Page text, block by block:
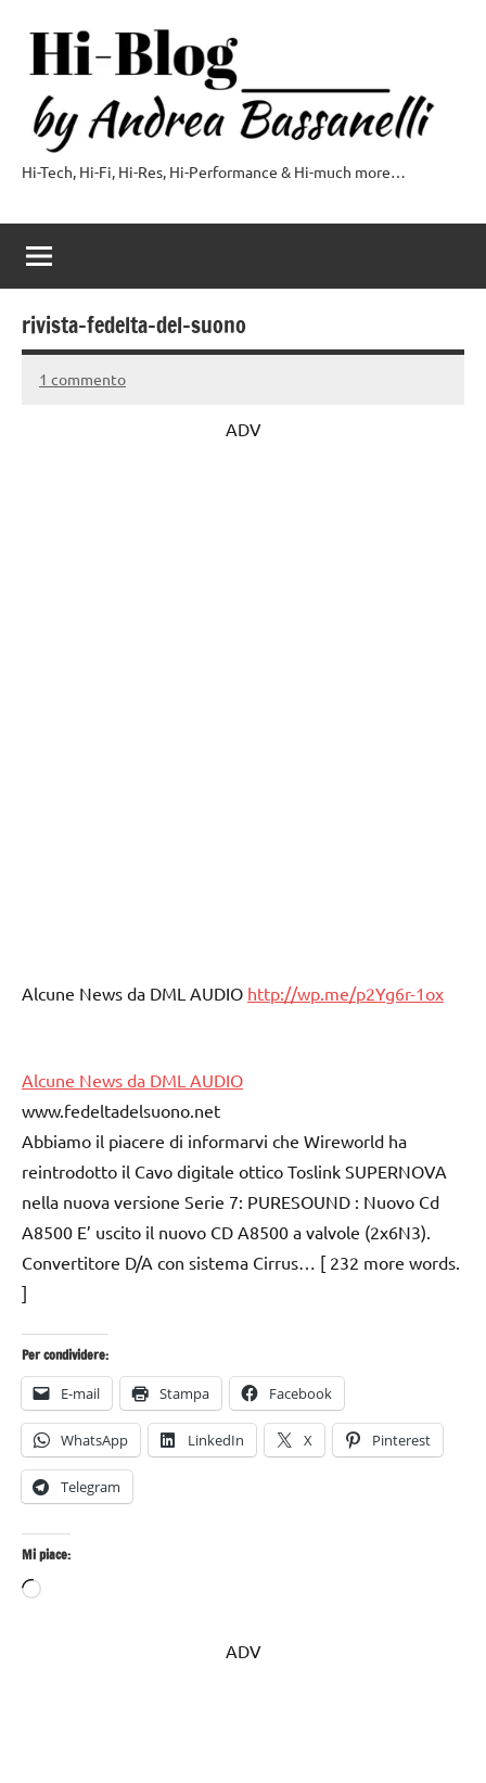
contenuto
Hi-
Blog
by
Andrea
Bassanelli
Hi-Tech, Hi-Fi, Hi-Res, Hi-Performance & Hi-much more…
rivista-fedelta-del-suono
21
Redazione
1 commento
ADV
Alcune News da DML AUDIO http://wp.me/p2Yg6r-1ox
Alcune News da DML AUDIO
www.fedeltadelsuono.net
Abbiamo il piacere di informarvi che Wireworld ha
reintrodotto il Cavo digitale ottico Toslink SUPERNOVA
nella nuova versione Serie 7: PURESOUND : Nuovo Cd
A8500 E’ uscito il nuovo CD A8500 a valvole (2x6N3).
Convertitore D/A con sistema Cirrus… [ 232 more words.
]
Per condividere:
E-mail Stampa Facebook
WhatsApp LinkedIn X Pinterest
Telegram
Mi piace:
Caricamento
ADV